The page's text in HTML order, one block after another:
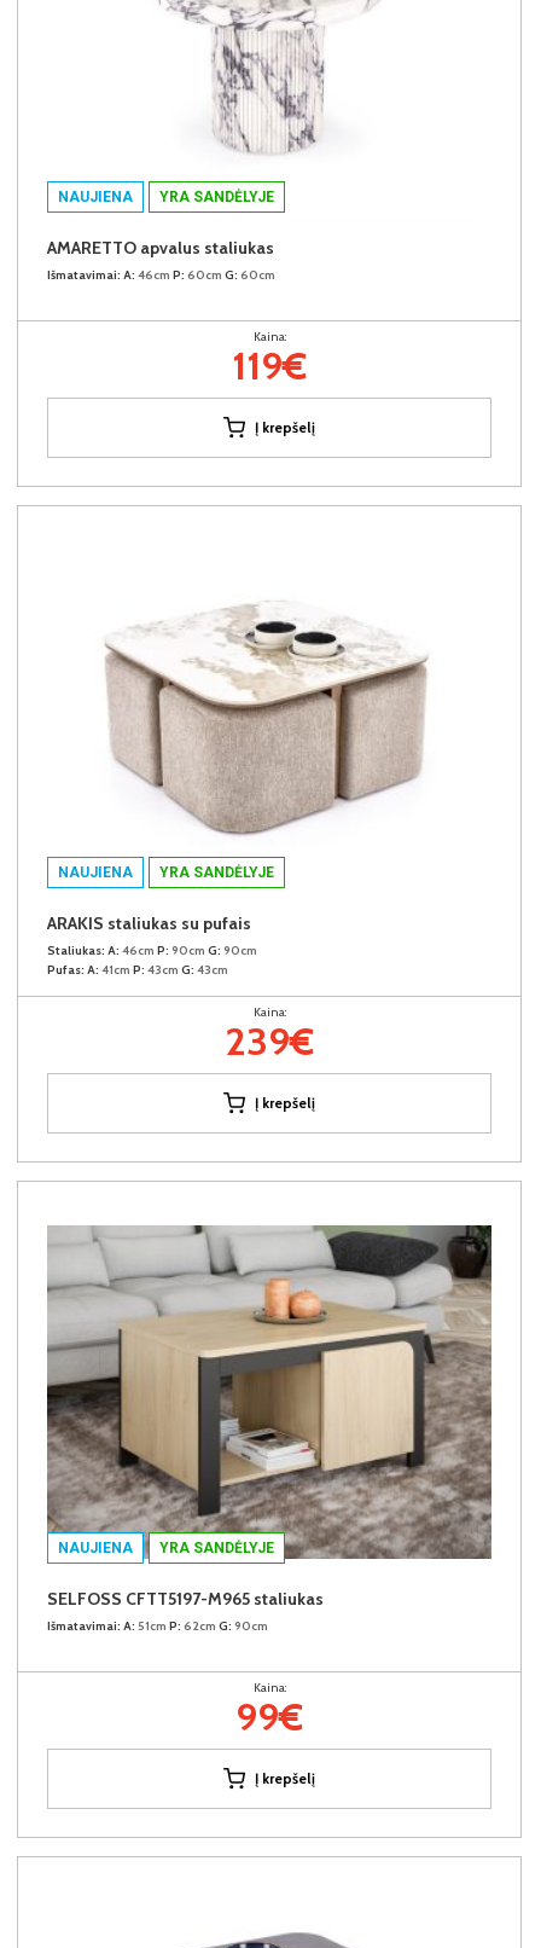
NAUJIENA YRA SANDĖLYJE
AMARETTO apvalus staliukas
Išmatavimai: A: 46cm P: 60cm G: 60cm
Kaina:
119€
Į krepšelį
NAUJIENA YRA SANDĖLYJE
ARAKIS staliukas su pufais
Staliukas: A: 46cm P: 90cm G: 90cm
Pufas: A: 41cm P: 43cm G: 43cm
Kaina:
239€
Į krepšelį
NAUJIENA YRA SANDĖLYJE
SELFOSS CFTT5197-M965 staliukas
Išmatavimai: A: 51cm P: 62cm G: 90cm
Kaina:
99€
Į krepšelį